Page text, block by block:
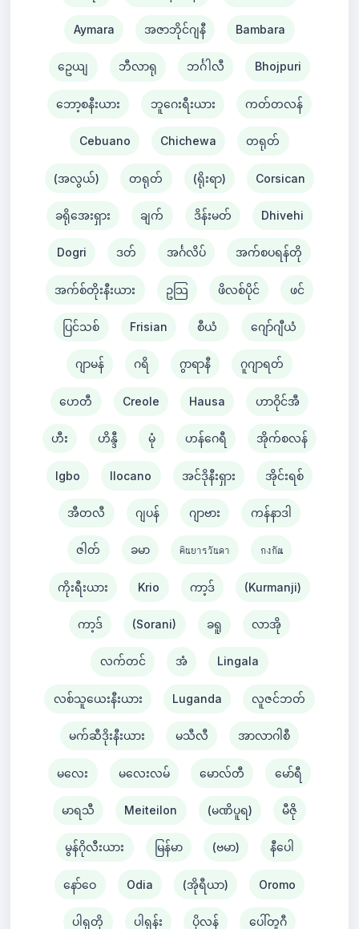
Aymara အဇာဘိုင်ဂျနီ Bambara
ဥေယျ ဘီလာရု ဘင်္ဂါလီ Bhojpuri
ဘော့စနီးယား ဘူဂေးရီးယား ကတ်တလန်
Cebuano Chichewa တရုတ်
(အလွယ်) တရုတ် (ရိုးရာ) Corsican
ခရိုအေးရှား ချက် ဒိန်းမတ် Dhivehi
Dogri ဒတ် အင်္ဂလိပ် အက်စပရန်တို
အက်စ်တိုးနီးယား ဥသြ ဖိလစ်ပိုင် ဖင်
ပြင်သစ် Frisian စီယံ ​​ ဂျော်ဂျီယံ
ဂျာမန် ဂရိ ဂွာရာနီ ဂူဂျာရတ်
ဟေတီ Creole Hausa ဟာဝိုင်အီ
ဟီး ဟိန္ဒီ မုံ ဟန်ဂေရီ အိုက်စလန်
Igbo Ilocano အင်ဒိုနီးရှား အိုင်းရစ်
အီတလီ ဂျပန် ဂျာဗား ကန်နာဒါ
ဇါတ် ခမာ คินยารวันดา กงกัณ
ကိုးရီးယား Krio ကာ့ဒ် (Kurmanji)
ကာ့ဒ် (Sorani) ခရူ လာအို
လက်တင် အံ Lingala
လစ်သူယေးနီးယား Luganda လူဇင်ဘတ်
မက်ဆီဒိုးနီးယား မသီလီ အာလာဂါစီ
မလေး မလေးလမ် မောလ်တီ မော်ရီ
မာရသီ Meiteilon (မဏိပူရ) မီဇို
မွန်ဂိုလီးယား မြန်မာ (ဗမာ) နီပေါ
နော်ဝေ Odia (အိုရီယာ) Oromo
ပါရှတို ပါရှန်း ပိုလန် ပေါ်တူဂီ